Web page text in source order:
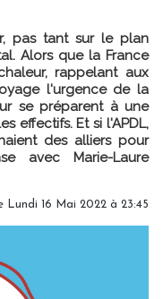
pas tant sur le plan
Alors que la France
rappelant aux
l'urgence de la
se préparent à une
effectifs. Et si l'APDL,
des alliers pour
avec Marie-Laure
Lundi 16 Mai 2022 à 23:45